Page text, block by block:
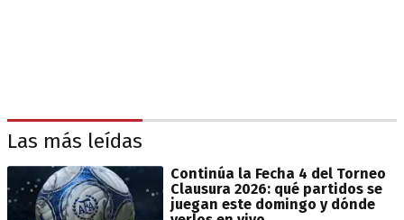
Las más leídas
Continúa la Fecha 4 del Torneo
Clausura 2026: qué partidos se
juegan este domingo y dónde